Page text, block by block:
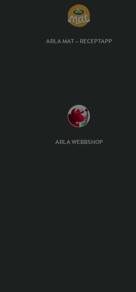
ARLA MAT – RECEPTAPP
ARLA WEBBSHOP